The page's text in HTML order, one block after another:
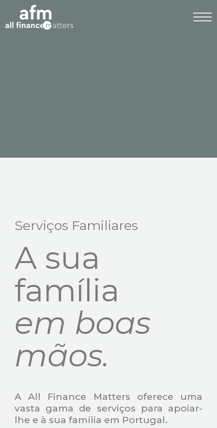
Serviços Familiares
A sua
família
em boas
mãos.
A All Finance Matters oferece uma
vasta gama de serviços para apoiar-
lhe e à sua família em Portugal.